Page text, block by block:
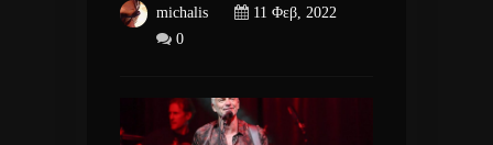
michalis
11 Φεβ, 2022
0